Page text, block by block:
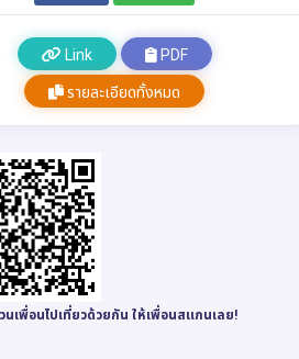
Link PDF
รายละเอียดทั้งหมด
นเพื่อนไปเที่ยวด้วยกัน ให้เพื่อนสแกนเลย!